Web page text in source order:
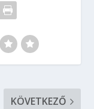
KÖVETKEZŐ